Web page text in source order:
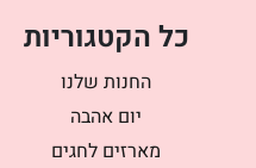
כל הקטגוריות
החנות שלנו
יום אהבה
מארזים לחגים